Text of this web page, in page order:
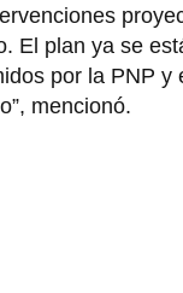
El plan ya se
por la PNP
mencionó.